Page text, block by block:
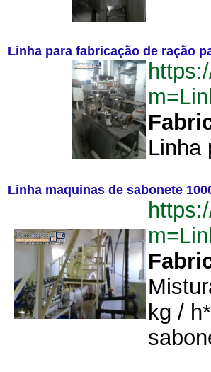
Linha para fabricação de ração
Linha
Linha maquinas de sabonete
kg /